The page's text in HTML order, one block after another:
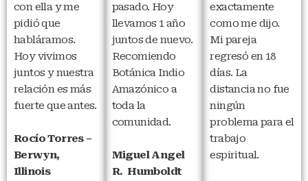
con ella y me
pidió que
habláramos.
Hoy vivimos
juntos y nuestra
relación es más
fuerte que antes.
Rocío Torres –
Berwyn,
Illinois
pasado. Hoy
llevamos 1 año
juntos de nuevo.
Recomiendo
Botánica Indio
Amazónico a
toda la
comunidad.
Miguel Angel
R. Humboldt
exactamente
como me dijo.
Mi pareja
regresó en 18
días. La
distancia no fue
ningún
problema para el
trabajo
espiritual.